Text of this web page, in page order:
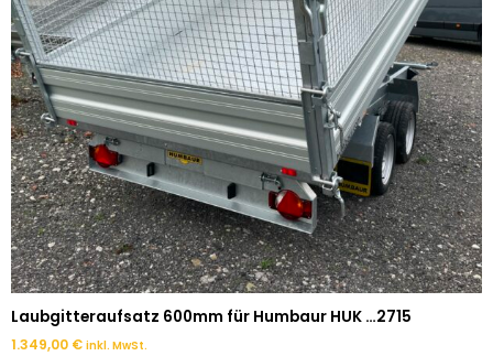
Laubgitteraufsatz 600mm für Humbaur HUK …2715
1.349,00 € inkl. MwSt.